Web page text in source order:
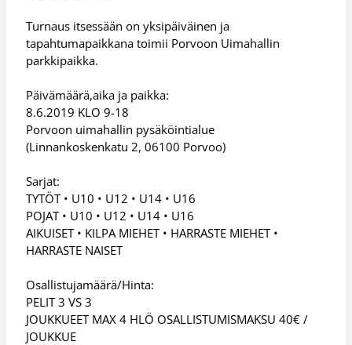
Turnaus itsessään on yksipäiväinen ja
tapahtumapaikkana toimii Porvoon Uimahallin
parkkipaikka.
Päivämäärä,aika ja paikka:
8.6.2019 KLO 9-18
Porvoon uimahallin pysäköintialue
(Linnankoskenkatu 2, 06100 Porvoo)
Sarjat:
TYTÖT • U10 • U12 • U14 • U16
POJAT • U10 • U12 • U14 • U16
AIKUISET • KILPA MIEHET • HARRASTE MIEHET •
HARRASTE NAISET
Osallistujamäärä/Hinta:
PELIT 3 VS 3
JOUKKUEET MAX 4 HLÖ OSALLISTUMISMAKSU 40€ /
JOUKKUE